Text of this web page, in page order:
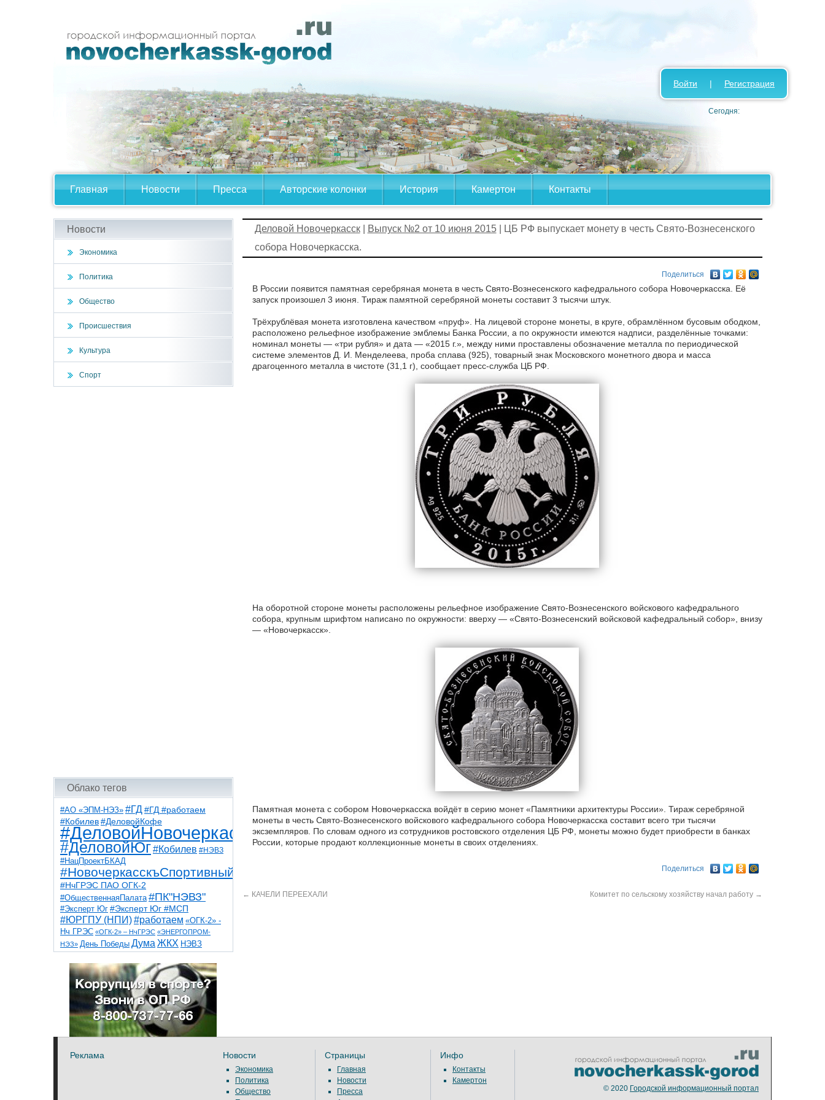
Главная Новости Пресса Авторские колонки История Камертон Контакты
Войти | Регистрация
Сегодня:
Новости
Экономика
Политика
Общество
Происшествия
Культура
Спорт
Облако тегов
#АО «ЭПМ-НЭЗ» #ГД #ГД #работаем
#Кобилев #ДеловойКофе
#ДеловойНовочеркасск
#ДеловойЮг#Кобилев #НЭВЗ
#НацПроектБКАД
#НовочеркасскъСпортивный
#НчГРЭС ПАО ОГК-2
#ОбщественнаяПалата #ПК"НЭВЗ"
#Эксперт Юг #Эксперт Юг #МСП
#ЮРГПУ (НПИ)#работаем «ОГК-2» -
Нч ГРЭС «ОГК-2» – НчГРЭС «ЭНЕРГОПРОМ-
НЭЗ» День Победы Дума ЖКХ НЭВЗ
НчГРЭС ТНТ
благоустройствоветераны выборы
детидороги казаки коррупция космос
общественная палата парк пожар роща
спорт театр транспорт художники
Деловой Новочеркасск| Выпуск №2 от 10 июня 2015| ЦБ РФ выпускает монету в честь Свято-Вознесенского
собора Новочеркасска.
Поделиться
В России появится памятная серебряная монета в честь Свято-Вознесенского кафедрального собора Новочеркасска. Её
запуск произошел 3 июня. Тираж памятной серебряной монеты составит 3 тысячи штук.
Трёхрублёвая монета изготовлена качеством «пруф». На лицевой стороне монеты, в круге, обрамлённом бусовым ободком,
расположено рельефное изображение эмблемы Банка России, а по окружности имеются надписи, разделённые точками:
номинал монеты — «три рубля» и дата — «2015 г.», между ними проставлены обозначение металла по периодической
системе элементов Д. И. Менделеева, проба сплава (925), товарный знак Московского монетного двора и масса
драгоценного металла в чистоте (31,1 г), сообщает пресс-служба ЦБ РФ.
На оборотной стороне монеты расположены рельефное изображение Свято-Вознесенского войскового кафедрального
собора, крупным шрифтом написано по окружности: вверху — «Свято-Вознесенский войсковой кафедральный собор», внизу
— «Новочеркасск».
Памятная монета с собором Новочеркасска войдёт в серию монет «Памятники архитектуры России». Тираж серебряной
монеты в честь Свято-Вознесенского войскового кафедрального собора Новочеркасска составит всего три тысячи
эксземпляров. По словам одного из сотрудников ростовского отделения ЦБ РФ, монеты можно будет приобрести в банках
России, которые продают коллекционные монеты в своих отделениях.
Поделиться
← КАЧЕЛИ ПЕРЕЕХАЛИ Комитет по сельскому хозяйству начал работу →
Реклама Новости
Экономика
Политика
Общество
Страницы
Главная
Новости
Пресса
Инфо
Контакты
Камертон
© 2020 Городской информационный портал